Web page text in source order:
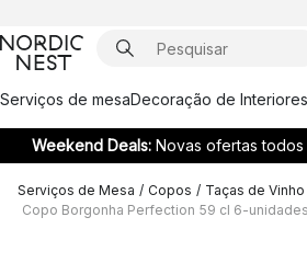
Serviços de mesaDecoração de Interiores
Weekend Deals: Novas ofertas
Serviços de Mesa / Copos / Taças de Vinho
Copo Borgonha Perfection 59 cl 6-unidades